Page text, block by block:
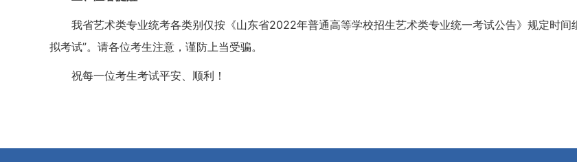
我省艺术类专业统考各类别仅按《山东省2022年普通高等学校招生艺术类专业统一考试公告》规定时
拟考试”。请各位考生注意，谨防上当受骗。
祝每一位考生考试平安、顺利！